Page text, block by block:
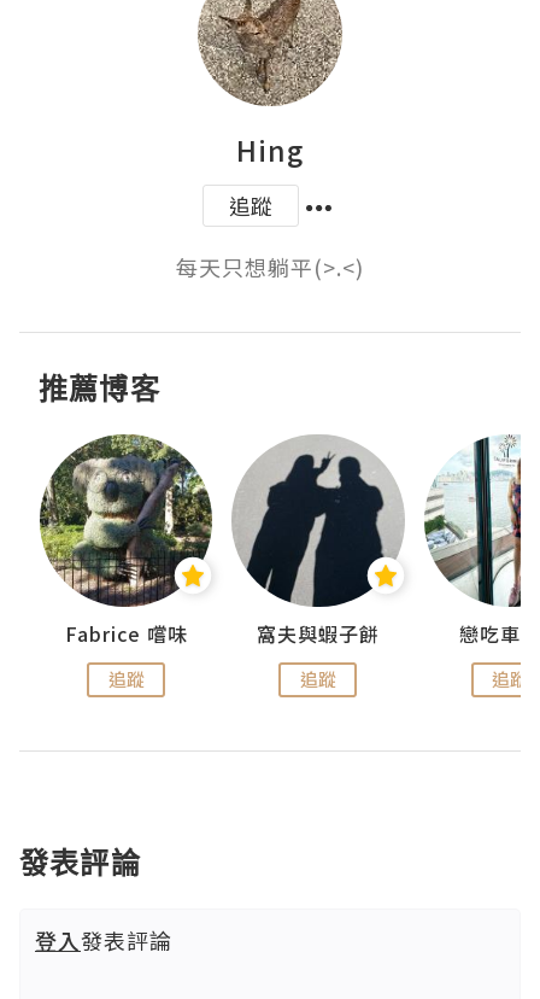
Hing
追蹤
每天只想躺平(>.<)
推薦博客
Fabrice 嚐味
追蹤
窩夫與蝦子餅
追蹤
戀吃車
追蹤
發表評論
登入發表評論